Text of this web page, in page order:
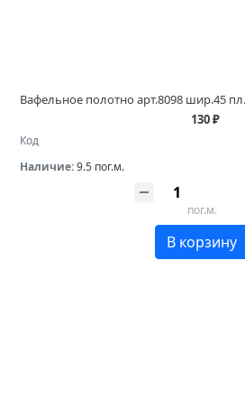
130 ₽
Код
Наличие:9.5 пог.м.
пог.м.
В корзину